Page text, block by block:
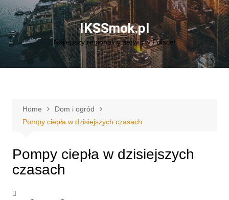
to
content
IKSSmok.pl
Najlepszy regionalny serwis w Polsce!
Home
Dom i ogród
Pompy ciepła w dzisiejszych czasach
Pompy ciepła w dzisiejszych
czasach